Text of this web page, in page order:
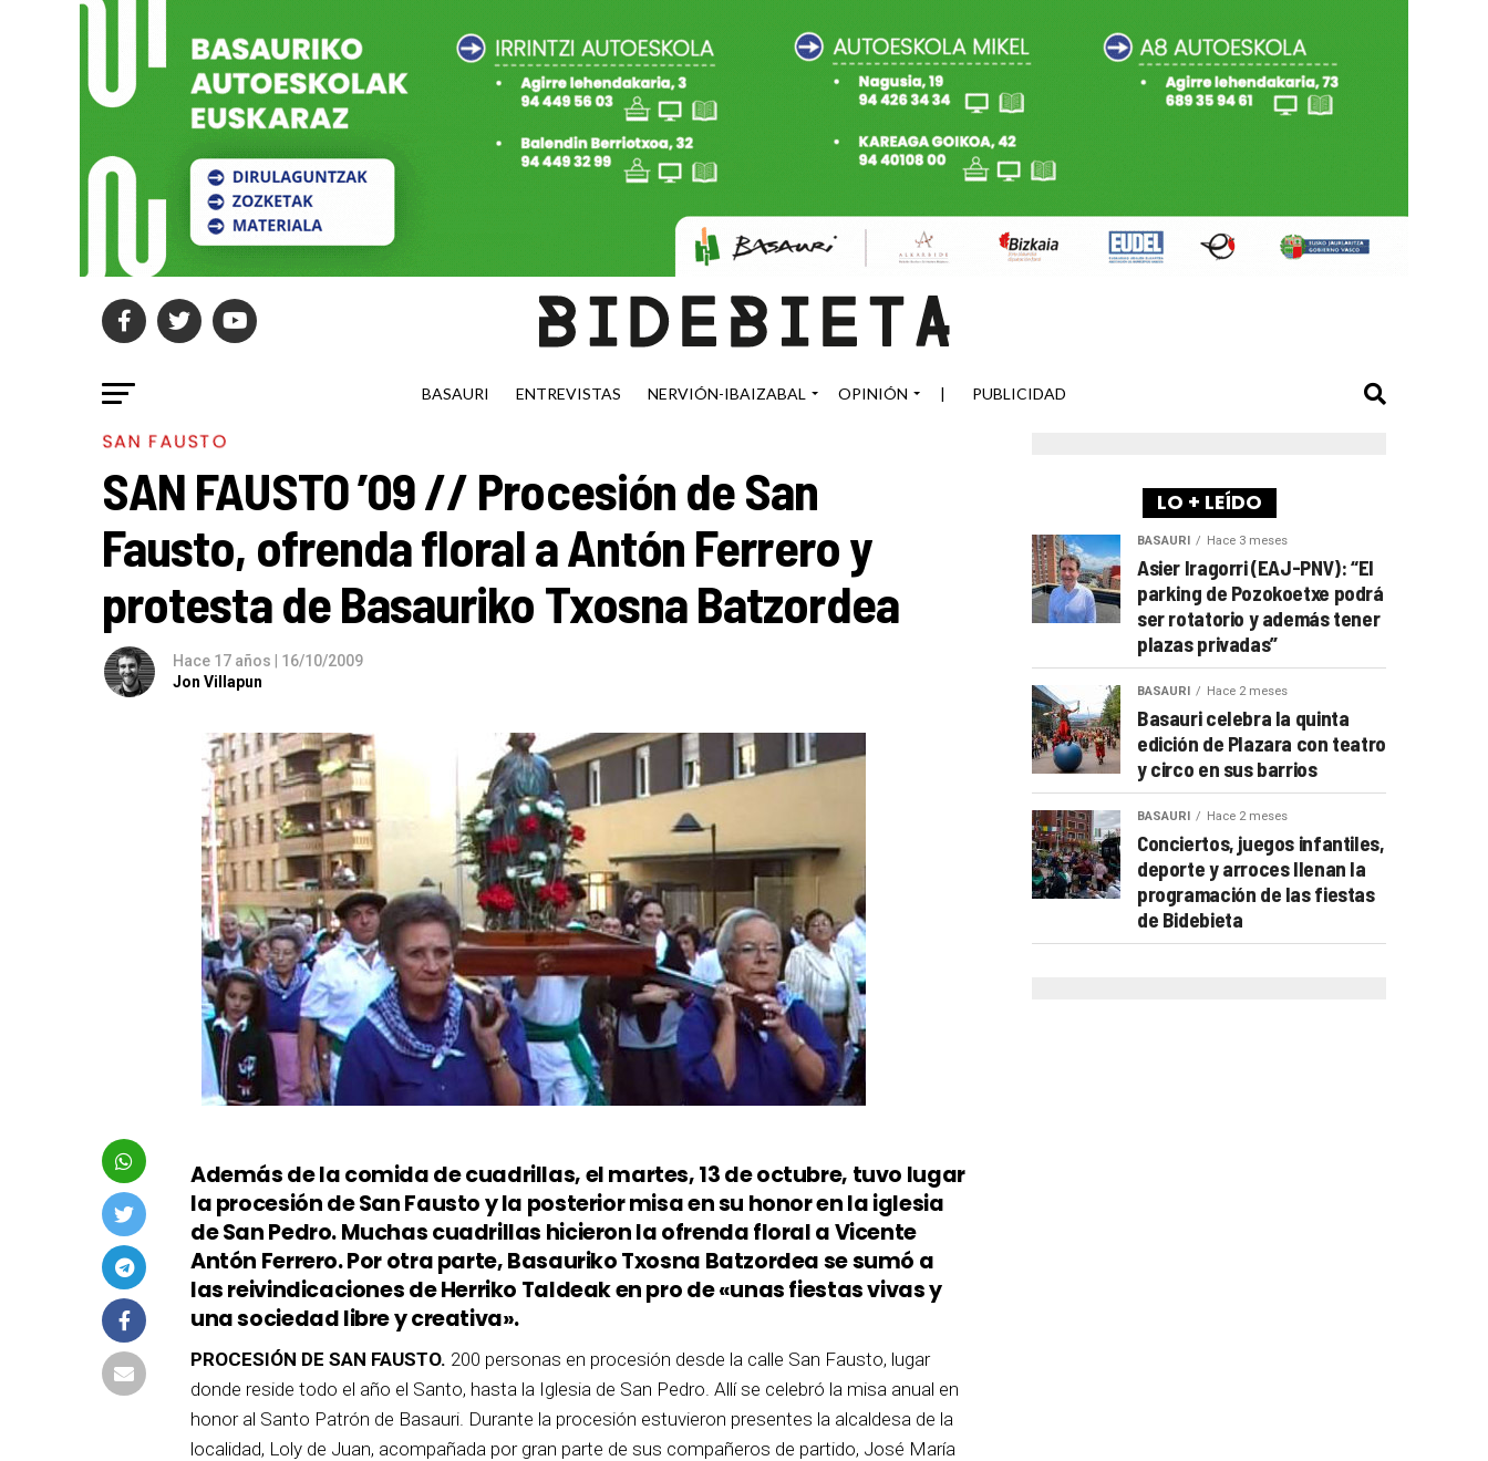
BASAURI ENTREVISTAS NERVIÓN-IBAIZABAL OPINIÓN | PUBLICIDAD
SAN FAUSTO
SAN FAUSTO ’09 // Procesión de San
Fausto, ofrenda floral a Antón Ferrero y
protesta de Basauriko Txosna Batzordea
Hace 17 años | 16/10/2009
Jon Villapun
Además de la comida de cuadrillas, el martes, 13 de octubre, tuvo lugar
la procesión de San Fausto y la posterior misa en su honor en la iglesia
de San Pedro. Muchas cuadrillas hicieron la ofrenda floral a Vicente
Antón Ferrero. Por otra parte, Basauriko Txosna Batzordea se sumó a
las reivindicaciones de Herriko Taldeak en pro de «unas fiestas vivas y
una sociedad libre y creativa».
PROCESIÓN DE SAN FAUSTO. 200 personas en procesión desde la calle San Fausto, lugar
donde reside todo el año el Santo, hasta la Iglesia de San Pedro. Allí se celebró la misa anual en
honor al Santo Patrón de Basauri. Durante la procesión estuvieron presentes la alcaldesa de la
localidad, Loly de Juan, acompañada por gran parte de sus compañeros de partido, José María
LO + LEÍDO
BASAURI Hace 3 meses
Asier Iragorri (EAJ-PNV): “El
parking de Pozokoetxe podrá
ser rotatorio y además tener
plazas privadas”
BASAURI Hace 2 meses
Basauri celebra la quinta
edición de Plazara con teatro
y circo en sus barrios
BASAURI Hace 2 meses
Conciertos, juegos infantiles,
deporte y arroces llenan la
programación de las fiestas
de Bidebieta